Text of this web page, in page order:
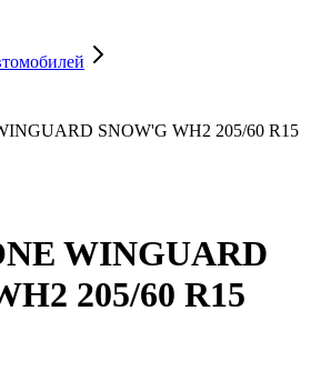
SNOW'G WH2 205/60 R15
WINGUARD
205/60 R15